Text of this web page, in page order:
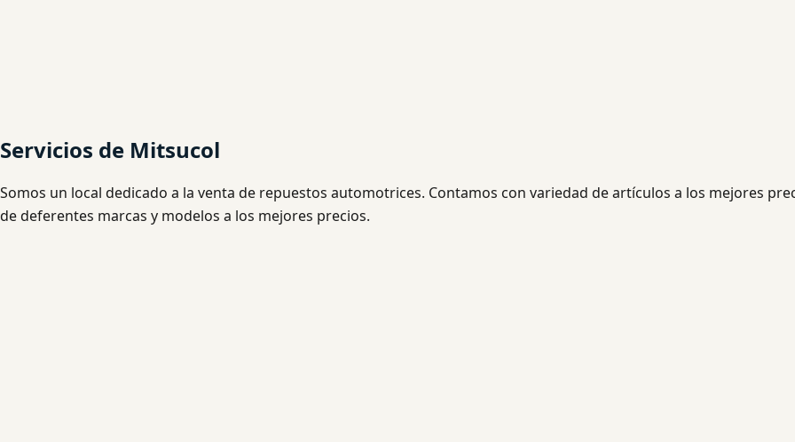
Servicios de Mitsucol
Somos un local dedicado a la venta de repuestos automotrices. Contamos con variedad de artículos a los mejores
de deferentes marcas y modelos a los mejores precios.